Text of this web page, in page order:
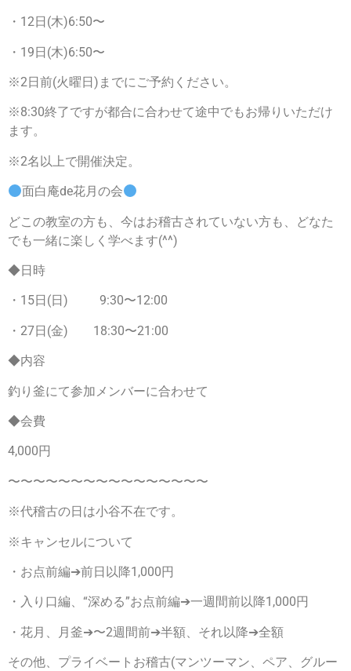
・12日(木)6:50〜
・19日(木)6:50〜
※2日前(火曜日)までにご予約ください。
※8:30終了ですが都合に合わせて途中でもお帰りいただけ
ます。
※2名以上で開催決定。
面白庵de花月の会
どこの教室の方も、今はお稽古されていない方も、どなた
でも一緒に楽しく学べます(^^)
◆日時
・15日(日) 9:30〜12:00
・27日(金) 18:30〜21:00
◆内容
釣り釜にて参加メンバーに合わせて
◆会費
4,000円
〜〜〜〜〜〜〜〜〜〜〜〜〜〜〜〜
※代稽古の日は小谷不在です。
※キャンセルについて
・お点前編➔前日以降1,000円
・入り口編、“深める”お点前編➔一週間前以降1,000円
・花月、月釜➔〜2週間前➔半額、それ以降➔全額
その他、プライベートお稽古(マンツーマン、ペア、グルー